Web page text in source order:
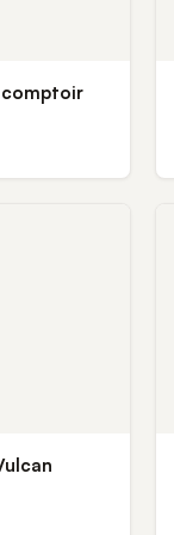
comptoir